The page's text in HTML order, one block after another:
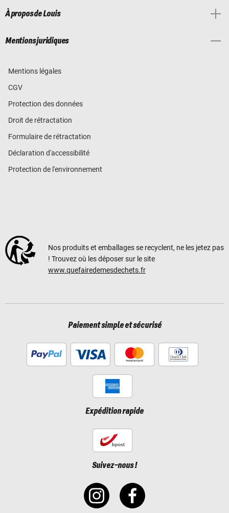
À propos de Louis
Mentions juridiques
Mentions légales
CGV
Protection des données
Droit de rétractation
Formulaire de rétractation
Déclaration d'accessibilité
Protection de l'environnement
Nos produits et emballages se recyclent, ne les jetez pas
! Trouvez où les déposer sur le site
www.quefairedemesdechets.fr
Paiement simple et sécurisé
Expédition rapide
Suivez-nous !